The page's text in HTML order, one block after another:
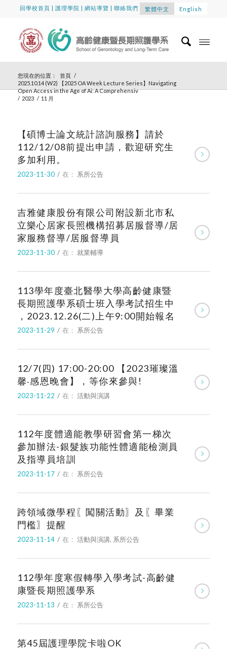
回學校首頁 |護理學院 |網站導覽 | 聯絡我們 繁體中文 English
您現在的位置： 首頁 /
2025.10.14 (W2) 【2025 OA Week Lecture Series】Navigating
Open Access in the Age of Ai: A Comprehensiv
/ 2023 / 11 月
【碩博士論文統計諮詢服務】請於
112/12/08前提出申請，歡迎研究生
多加利用。
2023-11-30 / 在： 系所公告
吉雅健康股份有限公司附設新北市私
立樂心居家長照機構招募居服督導/居
家服務督導/居服督導員
2023-11-30 / 在： 就業輔導
113學年度臺北醫學大學高齡健康暨
長期照護學系碩士班入學考試招生中
，2023.12.26(二)上午9:00開始報名
2023-11-29 / 在： 系所公告
12/7(四) 17:00-20:00 【2023璀璨溫
馨‧感恩晚會】，等你來參與!
2023-11-22 / 在： 活動與演講
112年度體適能教學研習會第一梯次
參加辦法-銀髮族功能性體適能檢測員
及指導員培訓
2023-11-17 / 在： 系所公告
跨領域微學程〖闖關活動〗及〖畢業
門檻〗提醒
2023-11-14 / 在： 活動與演講, 系所公告
112學年度寒假轉學入學考試-高齡健
康暨長期照護學系
2023-11-13 / 在： 系所公告
第45屆護理學院卡啦OK